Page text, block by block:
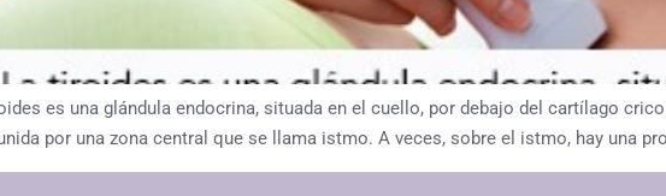
es una glándula endocrina, situada en el cuello, por debajo del cartílago
por una zona central que se llama istmo. A veces, sobre el istmo, hay una